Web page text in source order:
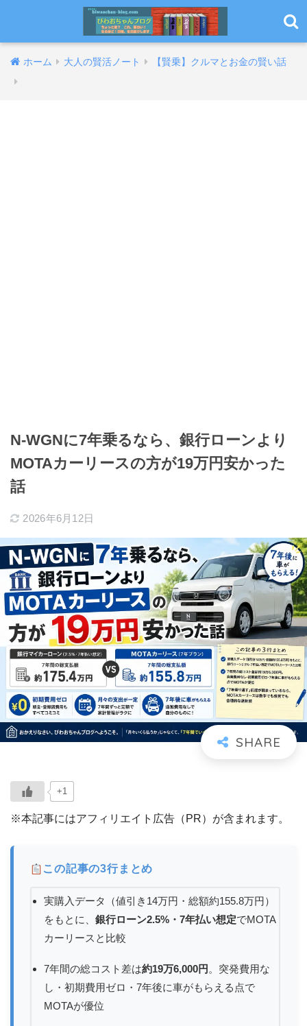
ホーム 大人の賢活ノート 【賢乗】クルマとお金の賢い話
N-WGNに7年乗るなら、銀行ローンより
MOTAカーリースの方が19万円安かった
話
2026年6月12日
+1
※本記事にはアフィリエイト広告（PR）が含まれます。
この記事の3行まとめ
実購入データ（値引き14万円・総額約155.8万円）
をもとに、銀行ローン2.5%・7年払い想定でMOTA
カーリースと比較
7年間の総コスト差は約19万6,000円 。突発費用な
し・初期費用ゼロ・7年後に車がもらえる点で
MOTAが優位